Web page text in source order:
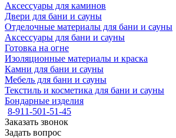
Аксессуары для каминов
Двери для бани и сауны
Отделочные материалы для бани и сауны
Аксессуары для бани и сауны
Готовка на огне
Изоляционные материалы и краска
Камни для бани и сауны
Мебель для бани и сауны
Текстиль и косметика для бани и сауны
Бондарные изделия
8-911-501-51-45
Заказать звонок
Задать вопрос